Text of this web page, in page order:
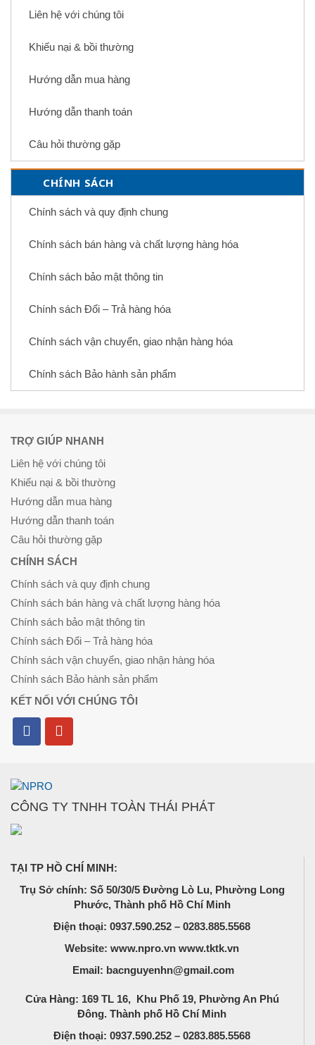
Liên hệ với chúng tôi
Khiếu nại & bồi thường
Hướng dẫn mua hàng
Hướng dẫn thanh toán
Câu hỏi thường gặp
CHÍNH SÁCH
Chính sách và quy định chung
Chính sách bán hàng và chất lượng hàng hóa
Chính sách bảo mật thông tin
Chính sách Đổi – Trả hàng hóa
Chính sách vận chuyển, giao nhận hàng hóa
Chính sách Bảo hành sản phẩm
TRỢ GIÚP NHANH
Liên hệ với chúng tôi
Khiếu nại & bồi thường
Hướng dẫn mua hàng
Hướng dẫn thanh toán
Câu hỏi thường gặp
CHÍNH SÁCH
Chính sách và quy định chung
Chính sách bán hàng và chất lượng hàng hóa
Chính sách bảo mật thông tin
Chính sách Đổi – Trả hàng hóa
Chính sách vận chuyển, giao nhận hàng hóa
Chính sách Bảo hành sản phẩm
KẾT NỐI VỚI CHÚNG TÔI
CÔNG TY TNHH TOÀN THÁI PHÁT
TẠI TP HỒ CHÍ MINH:
Trụ Sở chính: Số 50/30/5 Đường Lò Lu, Phường Long
Phước, Thành phố Hồ Chí Minh
Điện thoại: 0937.590.252 – 0283.885.5568
Website: www.npro.vn www.tktk.vn
Email: bacnguyenhn@gmail.com
Cửa Hàng: 169 TL 16, Khu Phố 19, Phường An Phú
Đông. Thành phố Hồ Chí Minh
Điện thoại: 0937.590.252 – 0283.885.5568